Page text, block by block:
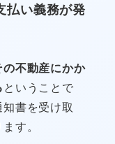
払い義務が発
の不動産にかか
ということで
書を受け取
す。